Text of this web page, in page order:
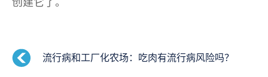
流行病和工厂化农场：吃肉有流行病风险吗？